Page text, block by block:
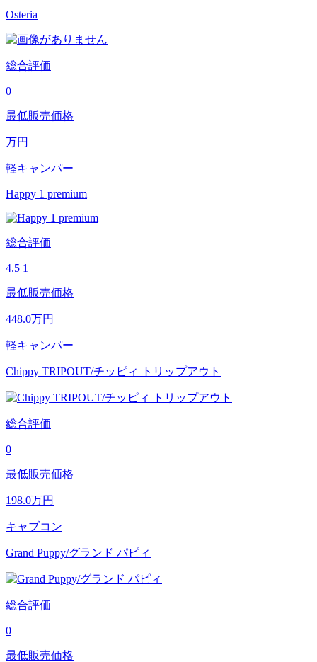
Osteria
総合評価
0
最低販売価格
万円
軽キャンパー
Happy 1 premium
総合評価
4.5 1
最低販売価格
448.0万円
軽キャンパー
Chippy TRIPOUT/チッピィ トリップアウト
総合評価
0
最低販売価格
198.0万円
キャブコン
Grand Puppy/グランド パピィ
総合評価
0
最低販売価格